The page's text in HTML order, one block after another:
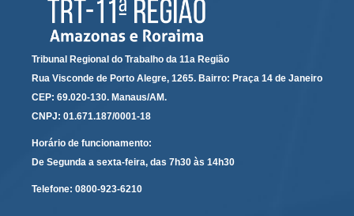
Rede de Governança Colaborativa
Gestão de Riscos
Laboratório de Inovação
Tribunal Regional do Trabalho da 11a Região
Rua Visconde de Porto Alegre, 1265. Bairro: Praça 14 de Janeiro
CEP: 69.020-130. Manaus/AM.
CNPJ: 01.671.187/0001-18
Horário de funcionamento:
De Segunda a sexta-feira, das 7h30 às 14h30
Telefone: 0800-923-6210